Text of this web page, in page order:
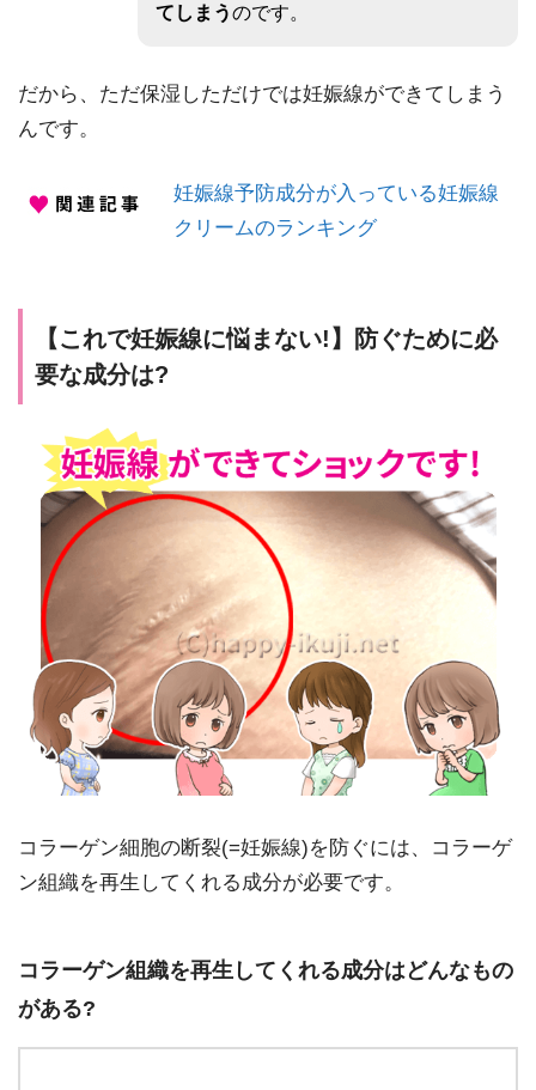
てしまうのです。
だから、ただ保湿しただけでは妊娠線ができてしまう
んです。
妊娠線予防成分が入っている妊娠線
クリームのランキング
【これで妊娠線に悩まない!】防ぐために必
要な成分は?
コラーゲン細胞の断裂(=妊娠線)を防ぐには、コラーゲ
ン組織を再生してくれる成分が必要です。
コラーゲン組織を再生してくれる成分はどんなもの
がある?